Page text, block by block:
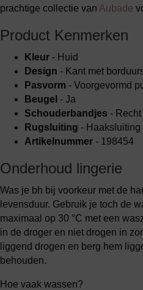
prachtige collectie van Aubade
Product Kenmerken
Kleur - Huid
Design - Kant met
Pasvorm - Voorgevormd
Beugel - Ja
Schouderbandjes -
Rugsluiting - Haaksluiting
Artikelnummer - 198454
Onderhoud lingerie
Was je bh bij voorkeur met de
levensduur. Gebruik je toch de
maximaal op 30 °C met een
in de droger en niet drogen in
liggend drogen en berg hem
behouden.
Hoe vaak wassen?